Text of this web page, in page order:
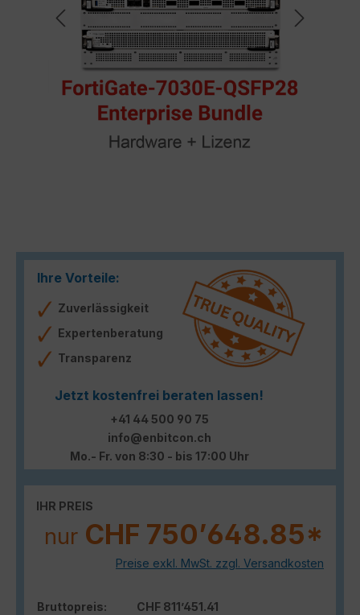
Ihre Vorteile:
Zuverlässigkeit
Expertenberatung
Transparenz
Jetzt kostenfrei beraten lassen!
+41 44 500 90 75
info@enbitcon.ch
Mo.- Fr. von 8:30 - bis 17:00 Uhr
IHR PREIS
nur CHF 750’648.85*
Preise exkl. MwSt. zzgl. Versandkosten
Bruttopreis:
CHF 811’451.41